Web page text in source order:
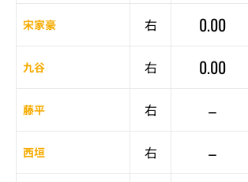
宋家豪 右 0.00
九谷 右 0.00
藤平 右 –
西垣 右 –